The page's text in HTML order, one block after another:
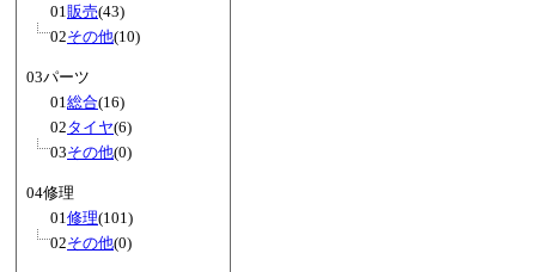
01 販売(43)
02その他(10)
03パーツ
01 総合(16)
02タイヤ(6)
03その他(0)
04修理
01 修理(101)
02その他(0)